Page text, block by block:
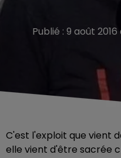
Publié : 9 août
C'est l'exploit que vient
elle vient d'être sacrée